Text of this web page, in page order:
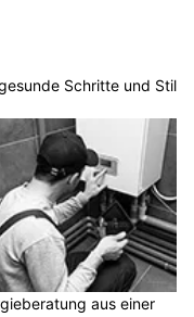
Schritte und Stil
aus einer